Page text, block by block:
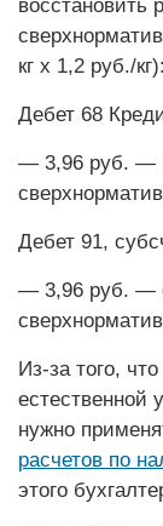
восстановить
кг х 1,2 руб./кг):
Дебет 68
— 3,96 руб. —
Дебет 91,
— 3,96 руб. —
Из-за того,
естественной
нужно
расчетов по
этого